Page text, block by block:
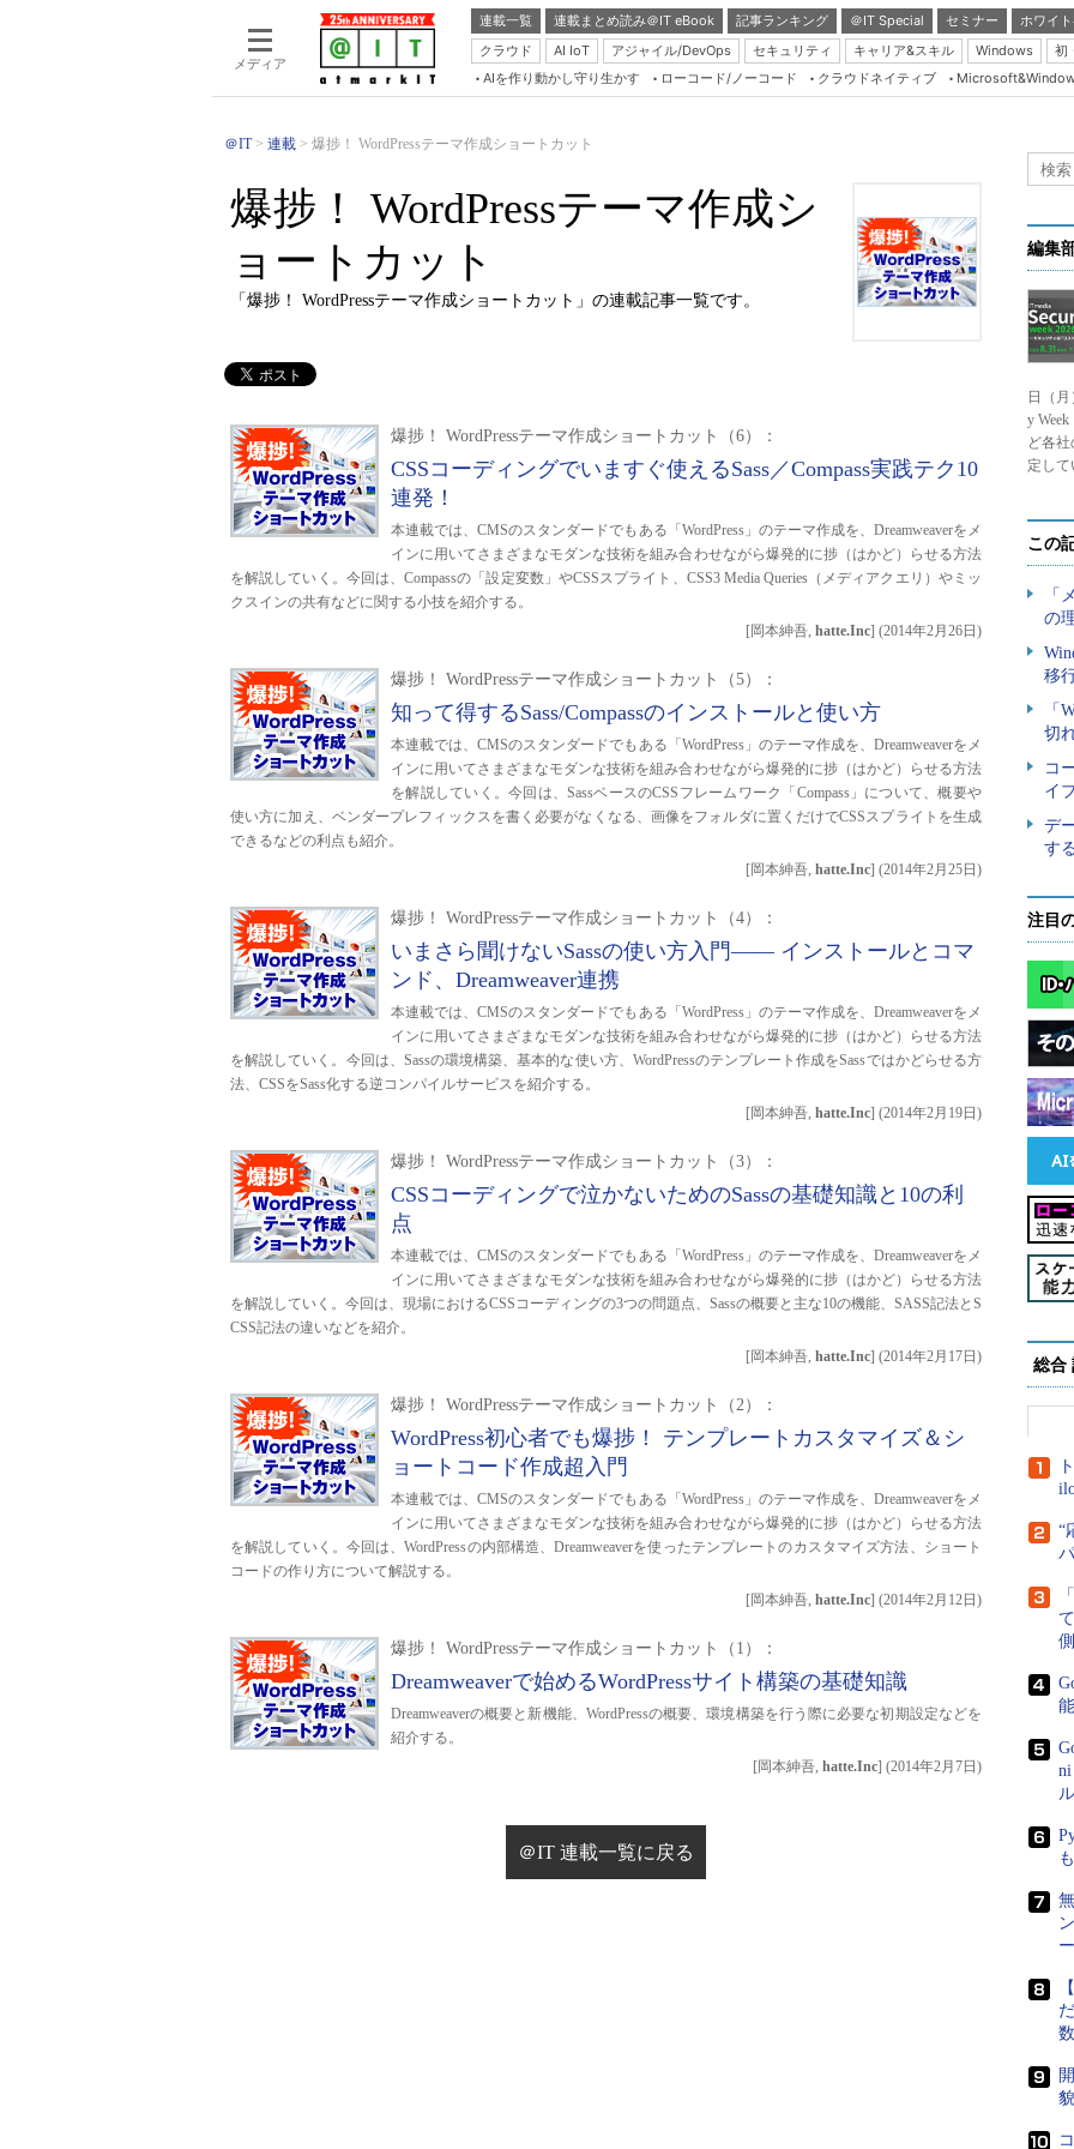
メディア
連載一覧 連載まとめ読み＠IT eBook 記事ランキング ＠IT Special セミナー
ホワイ
クラウド
AI IoT アジャイル/DevOps セキュリティ キャリア&スキル Windows
初
Server & Storage
Java Agile
Database Expert
Master of IP Network
Security & Trust
Insider.NET
AIを作り動かし守り生かす ローコード/ノーコード クラウドネイティブ
＠IT 連載 爆捗！ WordPressテーマ作成ショートカット
爆捗！ WordPressテーマ作成シ
ョートカット
「爆捗！ WordPressテーマ作成ショートカット」の連載記事一覧です。
爆捗！ WordPressテーマ作成ショートカット（6）：
CSSコーディングでいますぐ使えるSass／Compass実践テク10
連発！
本連載では、CMSのスタンダードでもある「WordPress」のテーマ作成を、Dreamweaverをメ
インに用いてさまざまなモダンな技術を組み合わせながら爆発的に捗（はかど）らせる方法
を解説していく。今回は、Compassの「設定変数」やCSSスプライト、CSS3 Media Queries（メディアクエリ）やミッ
クスインの共有などに関する小技を紹介する。
[岡本紳吾, hatte.Inc] (2014年2月26日 )
爆捗！ WordPressテーマ作成ショートカット（5）：
知って得するSass/Compassのインストールと使い方
本連載では、CMSのスタンダードでもある「WordPress」のテーマ作成を、Dreamweaverをメ
インに用いてさまざまなモダンな技術を組み合わせながら爆発的に捗（はかど）らせる方法
を解説していく。今回は、SassベースのCSSフレームワーク「Compass」について、概要や
使い方に加え、ベンダープレフィックスを書く必要がなくなる、画像をフォルダに置くだけでCSSスプライトを生成
できるなどの利点も紹介。
[岡本紳吾, hatte.Inc] (2014年2月25日 )
爆捗！ WordPressテーマ作成ショートカット（4）：
いまさら聞けないSassの使い方入門―― インストールとコマ
ンド、Dreamweaver連携
本連載では、CMSのスタンダードでもある「WordPress」のテーマ作成を、Dreamweaverをメ
インに用いてさまざまなモダンな技術を組み合わせながら爆発的に捗（はかど）らせる方法
を解説していく。今回は、Sassの環境構築、基本的な使い方、WordPressのテンプレート作成をSassではかどらせる方
法、CSSをSass化する逆コンパイルサービスを紹介する。
[岡本紳吾, hatte.Inc] (2014年2月19日 )
爆捗！ WordPressテーマ作成ショートカット（3）：
CSSコーディングで泣かないためのSassの基礎知識と10の利
点
本連載では、CMSのスタンダードでもある「WordPress」のテーマ作成を、Dreamweaverをメ
インに用いてさまざまなモダンな技術を組み合わせながら爆発的に捗（はかど）らせる方法
を解説していく。今回は、現場におけるCSSコーディングの3つの問題点、Sassの概要と主な10の機能、SASS記法とS
CSS記法の違いなどを紹介。
[岡本紳吾, hatte.Inc] (2014年2月17日 )
爆捗！ WordPressテーマ作成ショートカット（2）：
WordPress初心者でも爆捗！ テンプレートカスタマイズ＆シ
ョートコード作成超入門
本連載では、CMSのスタンダードでもある「WordPress」のテーマ作成を、Dreamweaverをメ
インに用いてさまざまなモダンな技術を組み合わせながら爆発的に捗（はかど）らせる方法
を解説していく。今回は、WordPressの内部構造、Dreamweaverを使ったテンプレートのカスタマイズ方法、ショート
コードの作り方について解説する。
[岡本紳吾, hatte.Inc] (2014年2月12日 )
爆捗！ WordPressテーマ作成ショートカット（1）：
Dreamweaverで始めるWordPressサイト構築の基礎知識
Dreamweaverの概要と新機能、WordPressの概要、環境構築を行う際に必要な初期設定などを
紹介する。
[岡本紳吾, hatte.Inc] (2014年2月7日 )
＠IT 連載一覧に戻る
編集
日（
y
ど各
定し
注目
総合
“